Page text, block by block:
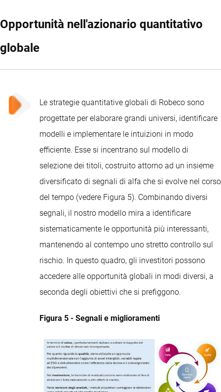
Opportunità nell'azionario quantitativo
globale
Le strategie quantitative globali di Robeco sono
progettate per elaborare grandi universi, identificare
modelli e implementare le intuizioni in modo
efficiente. Esse si incentrano sul modello di
selezione dei titoli, costruito attorno ad un insieme
diversificato di segnali di alfa che si evolve nel corso
del tempo (vedere Figura 5). Combinando diversi
segnali, il nostro modello mira a identificare
sistematicamente le opportunità più interessanti,
mantenendo al contempo uno stretto controllo sul
rischio. In questo quadro, gli investitori possono
accedere alle opportunità globali in modi diversi, a
seconda degli obiettivi che si prefiggono.
Figura 5 - Segnali e miglioramenti